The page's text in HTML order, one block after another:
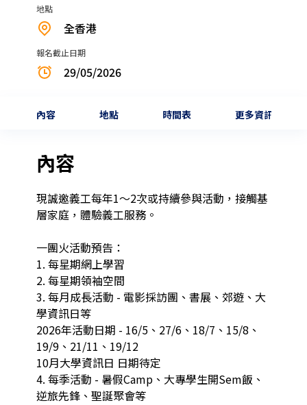
地點
全香港
報名截止日期
29/05/2026
內容 地點 時間表 更多資訊
內容
現誠邀義工每年1～2次或持續參與活動，接觸基
層家庭，體驗義工服務。
一團火活動預告：
1. 每星期網上學習
2. 每星期領袖空間
3. 每月成長活動 - 電影採訪團、書展、郊遊、大
學資訊日等
2026年活動日期 - 16/5、27/6、18/7、15/8、
19/9、21/11、19/12
10月大學資訊日 日期待定
4. 每季活動 - 暑假Camp、大專學生開Sem飯、
逆旅先鋒、聖誕聚會等